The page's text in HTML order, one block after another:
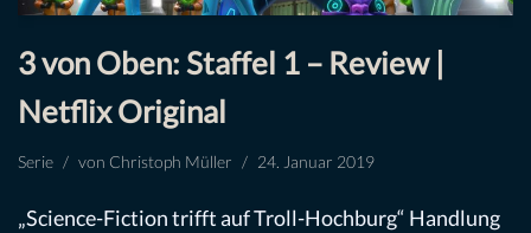
3 von Oben: Staffel 1 – Review |
Netflix Original
Serie von Christoph Müller 24. Januar 2019
„Science-Fiction trifft auf Troll-Hochburg“ Handlung